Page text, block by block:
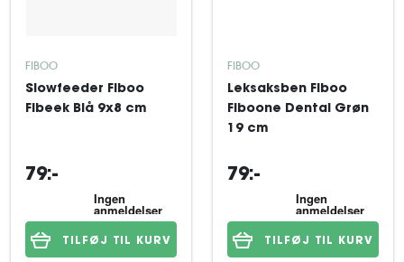
FIBOO
Slowfeeder Fiboo
Fibeek Blå 9x8 cm
79:-
TILFØJ TIL KURV
FIBOO
Leksaksben Fiboo
Fiboone Dental Grøn
19 cm
79:-
TILFØJ TIL KURV